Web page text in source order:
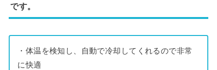
です。
・体温を検知し、自動で冷却してくれるので非常
に快適